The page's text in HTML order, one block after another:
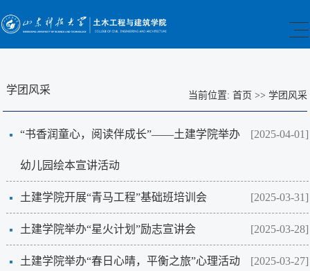
学团风采 当前位置: 首页 >> 学团风采
[2025-04-01]
“书香润童心，阅读伴成长”——土建学院举办
幼儿园绘本宣讲活动
[2025-03-31]
土建学院开展“青马工程”基础班培训会
[2025-03-28]
土建学院举办“星火计划”励志宣讲会
[2025-03-27]
土建学院举办“春日心晴，平衡之旅”心理活动